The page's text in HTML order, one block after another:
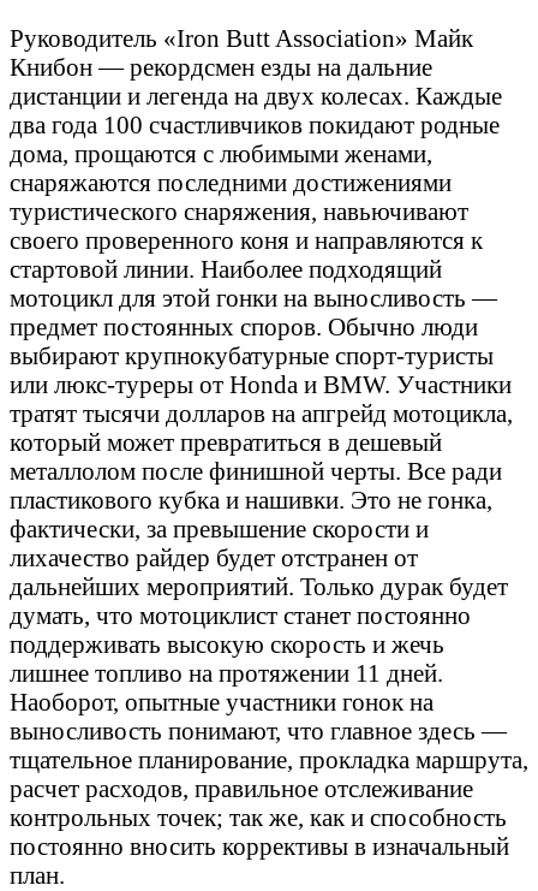
Руководитель «Iron Butt Association» Майк
Книбон — рекордсмен езды на дальние
дистанции и легенда на двух колесах. Каждые
два года 100 счастливчиков покидают родные
дома, прощаются с любимыми женами,
снаряжаются последними достижениями
туристического снаряжения, навьючивают
своего проверенного коня и направляются к
стартовой линии. Наиболее подходящий
мотоцикл для этой гонки на выносливость —
предмет постоянных споров. Обычно люди
выбирают крупнокубатурные спорт-туристы
или люкс-туреры от Honda и BMW. Участники
тратят тысячи долларов на апгрейд мотоцикла,
который может превратиться в дешевый
металлолом после финишной черты. Все ради
пластикового кубка и нашивки. Это не гонка,
фактически, за превышение скорости и
лихачество райдер будет отстранен от
дальнейших мероприятий. Только дурак будет
думать, что мотоциклист станет постоянно
поддерживать высокую скорость и жечь
лишнее топливо на протяжении 11 дней.
Наоборот, опытные участники гонок на
выносливость понимают, что главное здесь —
тщательное планирование, прокладка маршрута,
расчет расходов, правильное отслеживание
контрольных точек; так же, как и способность
постоянно вносить коррективы в изначальный
план.